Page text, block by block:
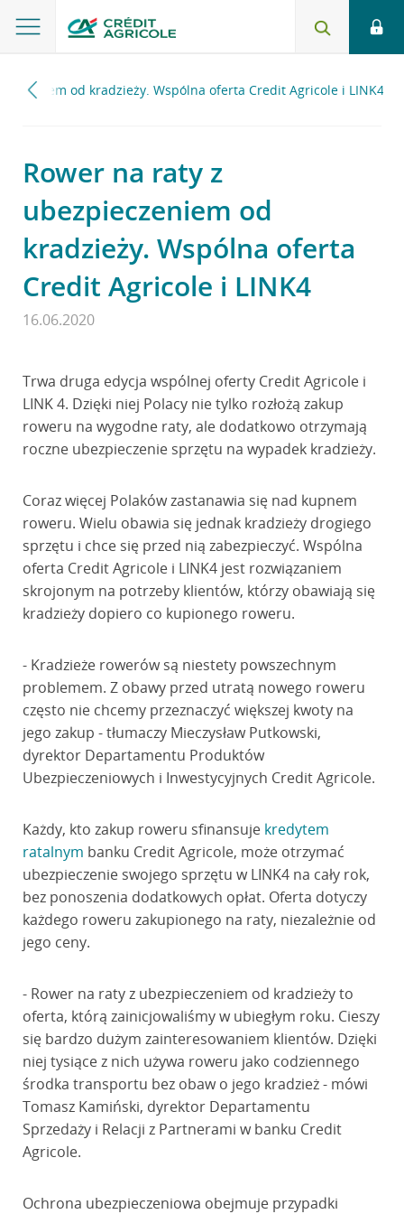
od kradzieży. Wspólna oferta Credit Agricole i LINK4
Rower na raty z
ubezpieczeniem od
kradzieży. Wspólna oferta
Credit Agricole i LINK4
16.06.2020
Trwa druga edycja wspólnej oferty Credit Agricole i
LINK 4. Dzięki niej Polacy nie tylko rozłożą zakup
roweru na wygodne raty, ale dodatkowo otrzymają
roczne ubezpieczenie sprzętu na wypadek kradzieży.
Coraz więcej Polaków zastanawia się nad kupnem
roweru. Wielu obawia się jednak kradzieży drogiego
sprzętu i chce się przed nią zabezpieczyć. Wspólna
oferta Credit Agricole i LINK4 jest rozwiązaniem
skrojonym na potrzeby klientów, którzy obawiają się
kradzieży dopiero co kupionego roweru.
- Kradzieże rowerów są niestety powszechnym
problemem. Z obawy przed utratą nowego roweru
często nie chcemy przeznaczyć większej kwoty na
jego zakup - tłumaczy Mieczysław Putkowski,
dyrektor Departamentu Produktów
Ubezpieczeniowych i Inwestycyjnych Credit Agricole.
Każdy, kto zakup roweru sfinansuje kredytem
ratalnym banku Credit Agricole, może otrzymać
ubezpieczenie swojego sprzętu w LINK4 na cały rok,
bez ponoszenia dodatkowych opłat. Oferta dotyczy
każdego roweru zakupionego na raty, niezależnie od
jego ceny.
- Rower na raty z ubezpieczeniem od kradzieży to
oferta, którą zainicjowaliśmy w ubiegłym roku. Cieszy
się bardzo dużym zainteresowaniem klientów. Dzięki
niej tysiące z nich używa roweru jako codziennego
środka transportu bez obaw o jego kradzież - mówi
Tomasz Kamiński, dyrektor Departamentu
Sprzedaży i Relacji z Partnerami w banku Credit
Agricole.
Ochrona ubezpieczeniowa obejmuje przypadki